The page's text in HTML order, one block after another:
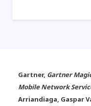
Gartner, Gartner
Mobile Network
Arriandiaga, Gaspar